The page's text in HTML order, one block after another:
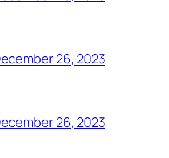
26, 2023
26, 2023